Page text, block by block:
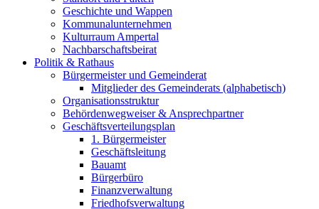
Geschichte und Wappen
Kommunalunternehmen
Kulturraum Ampertal
Nachbarschaftsbeirat
Politik & Rathaus
Bürgermeister und Gemeinderat
Mitglieder des Gemeinderats (alphabetisch)
Organisationsstruktur
Behördenwegweiser & Ansprechpartner
Geschäftsverteilungsplan
1. Bürgermeister
Geschäftsleitung
Bauamt
Bürgerbüro
Finanzverwaltung
Friedhofsverwaltung